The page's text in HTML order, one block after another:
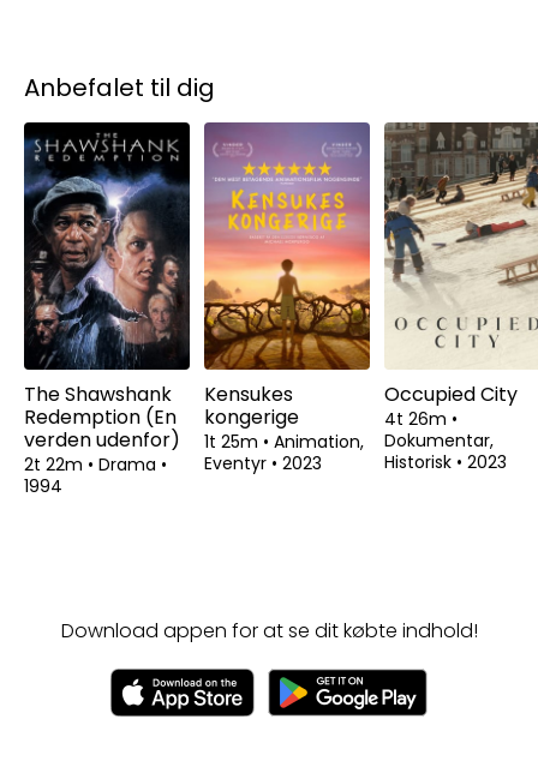
Anbefalet til dig
The Shawshank
Redemption (En
verden udenfor)
2t 22m • Drama •
1994
Kensukes
kongerige
1t 25m • Animation,
Eventyr • 2023
Occupied City
4t 26m •
Dokumentar,
Historisk • 2023
Download appen for at se dit købte indhold!